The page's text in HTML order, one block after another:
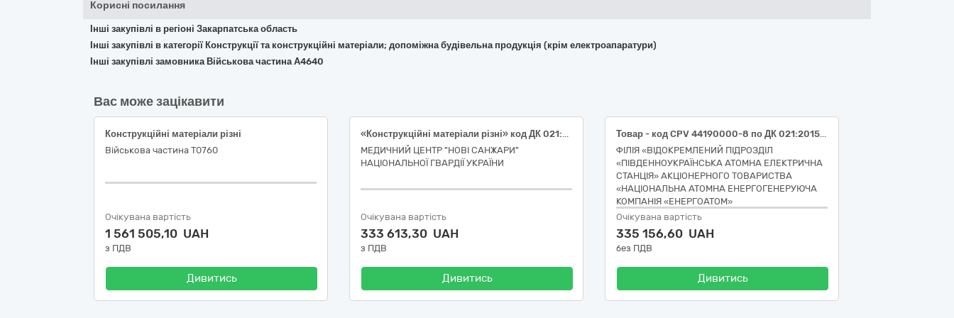
Корисні посилання
Інші закупівлі в регіоні Закарпатська область
Інші закупівлі в категорії Конструкції та конструкційні матеріали; допоміжна будівельна продукція (крім електроапаратури)
Інші закупівлі замовника Військова частина А4640
Вас може зацікавити
Конструкційні матеріали різні
Військова частина Т0760
Очікувана вартість
1 561 505,10 UAH
з ПДВ
Дивитись
«Конструкційні матеріали різні» код ДК 021:2015 44190000-8 «Конструкційні матеріали різні».
МЕДИЧНИЙ ЦЕНТР "НОВІ САНЖАРИ"
НАЦІОНАЛЬНОЇ ГВАРДІЇ УКРАЇНИ
Очікувана вартість
333 613,30 UAH
з ПДВ
Дивитись
Товар - код CPV 44190000-8 по ДК 021:2015 Конструкційні матеріали різні (ДВП, ДСП). РПЗ - 9.203
ФІЛІЯ «ВІДОКРЕМЛЕНИЙ ПІДРОЗДІЛ
«ПІВДЕННОУКРАЇНСЬКА АТОМНА ЕЛЕКТРИЧНА
СТАНЦІЯ» АКЦІОНЕРНОГО ТОВАРИСТВА
«НАЦІОНАЛЬНА АТОМНА ЕНЕРГОГЕНЕРУЮЧА
КОМПАНІЯ «ЕНЕРГОАТОМ»
Очікувана вартість
335 156,60 UAH
без ПДВ
Дивитись